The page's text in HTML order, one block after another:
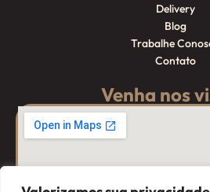
Delivery
Blog
Trabalhe
Contato
Venha nos